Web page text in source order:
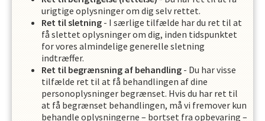
urigtige oplysninger om dig selv rettet.
Ret til sletning- I særlige tilfælde har du ret til at
få slettet oplysninger om dig, inden tidspunktet
for vores almindelige generelle sletning
indtræffer.
Ret til begrænsning af behandling- Du har visse
tilfælde ret til at få behandlingen af dine
personoplysninger begrænset. Hvis du har ret til
at få begrænset behandlingen, må vi fremover kun
behandle oplysningerne – bortset fra opbevaring –